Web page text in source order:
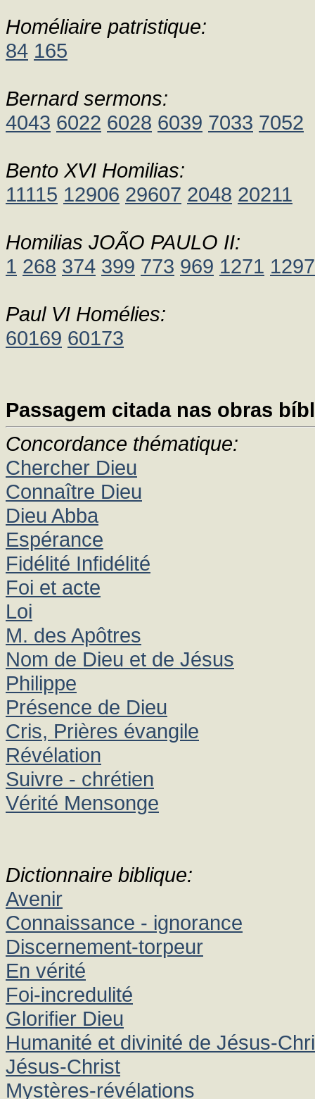
Homéliaire patristique:
84 165
Bernard sermons:
4043 6022 6028 6039 7033 7052
Bento XVI Homilias:
11115 12906 29607 2048 20211
Homilias JOÃO PAULO II:
1 268 374 399 773 969 1271 1297
Paul VI Homélies:
60169 60173
Passagem citada nas obras
Concordance thématique:
Chercher Dieu
Connaître Dieu
Dieu Abba
Espérance
Fidélité Infidélité
Foi et acte
Loi
M. des Apôtres
Nom de Dieu et de Jésus
Philippe
Présence de Dieu
Cris, Prières évangile
Révélation
Suivre - chrétien
Vérité Mensonge
Dictionnaire biblique:
Avenir
Connaissance - ignorance
Discernement-torpeur
En vérité
Foi-incredulité
Glorifier Dieu
Humanité et divinité de Jésus-
Jésus-Christ
Mystères-révélations